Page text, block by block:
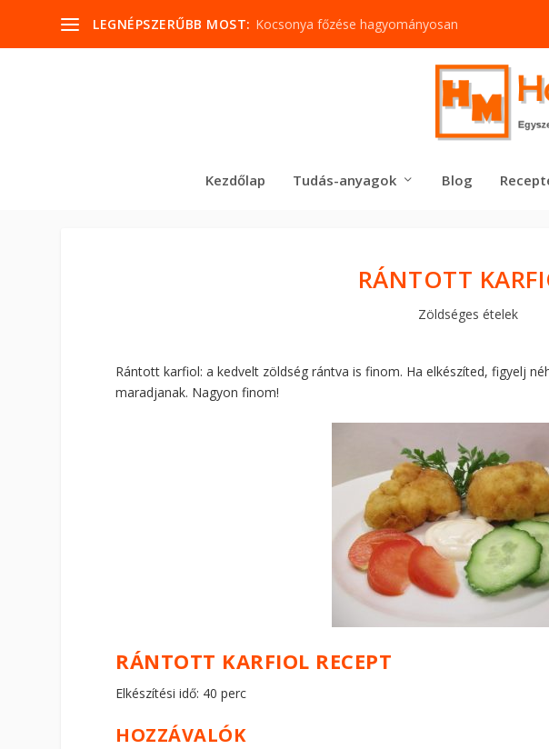
LEGNÉPSZERŰBB MOST: Kocsonya főzése hagyományosan
Kezdőlap Tudás-anyagok Blog
RÁNTOTT
Zöldséges ételek
Rántott karfiol: a kedvelt zöldség rántva is finom. Ha elkészíted, figyelj
maradjanak. Nagyon finom!
RÁNTOTT KARFIOL RECEPT
Elkészítési idő: 40 perc
HOZZÁVALÓK